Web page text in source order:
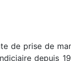
de prise de
depuis